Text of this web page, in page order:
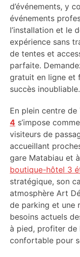
d’événements, y
événements
l’installation et le
expérience sans
de tentes et
parfaite.
gratuit en ligne et
succès inoubliable.
En plein centre de
4 s’impose
visiteurs de
accueillant
gare Matabiau et
boutique-hôtel 3
stratégique, son
atmosphère Art
de parking et une
besoins actuels
à pied, profiter de
confortable pour